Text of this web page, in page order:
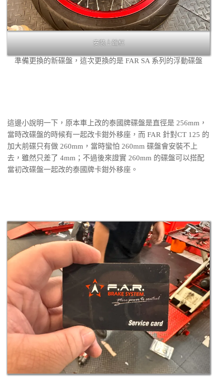
安裝上輪框
準備更換的新碟盤，這次更換的是 FAR SA 系列的浮動碟盤
這邊小說明一下，原本車上改的泰國牌碟盤是直徑是 256mm，
當時改碟盤的時候有一起改卡鉗外移座，而 FAR 針對CT 125 的
加大前碟只有做 260mm，當時蠻怕 260mm 碟盤會安裝不上
去，雖然只差了 4mm；不過後來證實 260mm 的碟盤可以搭配
當初改碟盤一起改的泰國牌卡鉗外移座。